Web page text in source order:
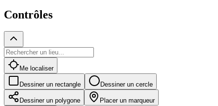
Contrôles
Me localiser
Dessiner un rectangle Dessiner un cercle
Dessiner un polygone Placer un marqueur